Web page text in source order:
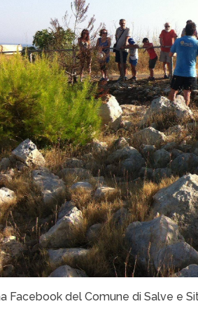
Facebook del Comune di Salve e